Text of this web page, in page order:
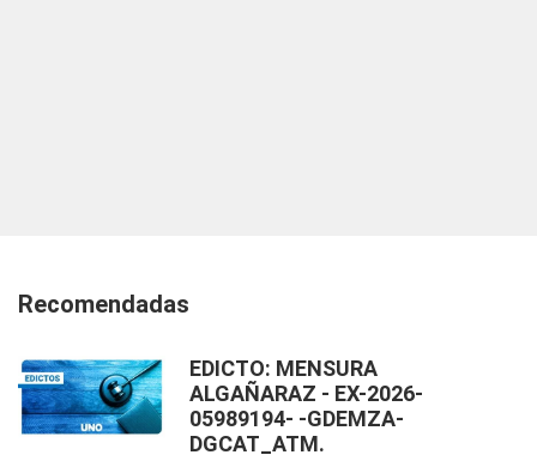
Recomendadas
EDICTO: MENSURA
ALGAÑARAZ - EX-2026-
05989194- -GDEMZA-
DGCAT_ATM.